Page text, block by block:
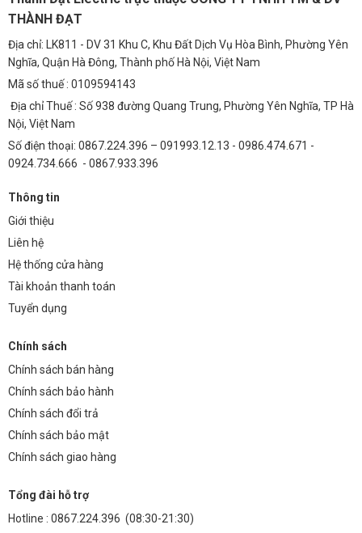
THÀNH ĐẠT
Địa chỉ: LK811 - DV 31 Khu C, Khu Đất Dịch Vụ Hòa Bình, Phường Yên
Nghĩa, Quận Hà Đông, Thành phố Hà Nội, Việt Nam
Mã số thuế : 0109594143
Địa chỉ Thuế : Số 938 đường Quang Trung, Phường Yên Nghĩa, TP Hà
Nội, Việt Nam
Số điện thoại: 0867.224.396 – 091993.12.13 - 0986.474.671 -
0924.734.666 - 0867.933.396
Thông tin
Giới thiệu
Liên hệ
Hệ thống cửa hàng
Tài khoản thanh toán
Tuyển dụng
Chính sách
Chính sách bán hàng
Chính sách bảo hành
Chính sách đổi trả
Chính sách bảo mật
Chính sách giao hàng
Tổng đài hỗ trợ
Hotline : 0867.224.396 (08:30-21:30)